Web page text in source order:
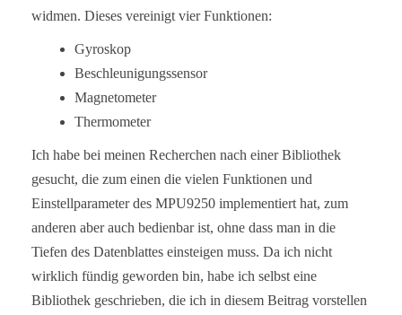
widmen. Dieses vereinigt vier Funktionen:
Gyroskop
Beschleunigungssensor
Magnetometer
Thermometer
Ich habe bei meinen Recherchen nach einer Bibliothek
gesucht, die zum einen die vielen Funktionen und
Einstellparameter des MPU9250 implementiert hat, zum
anderen aber auch bedienbar ist, ohne dass man in die
Tiefen des Datenblattes einsteigen muss. Da ich nicht
wirklich fündig geworden bin, habe ich selbst eine
Bibliothek geschrieben, die ich in diesem Beitrag vorstellen